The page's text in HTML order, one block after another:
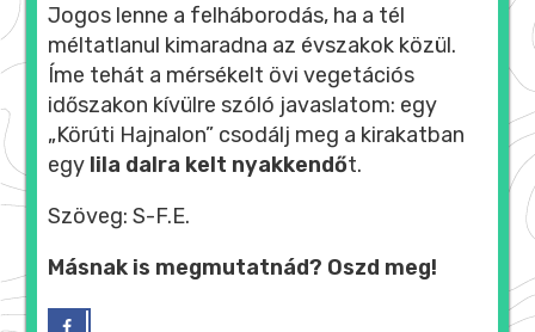
Jogos lenne a felháborodás, ha a tél
méltatlanul kimaradna az évszakok közül.
Íme tehát a mérsékelt övi vegetációs
időszakon kívülre szóló javaslatom: egy
„Körúti Hajnalon” csodálj meg a kirakatban
egy lila dalra kelt nyakkendőt.
Szöveg: S-F.E.
Másnak is megmutatnád? Oszd meg!